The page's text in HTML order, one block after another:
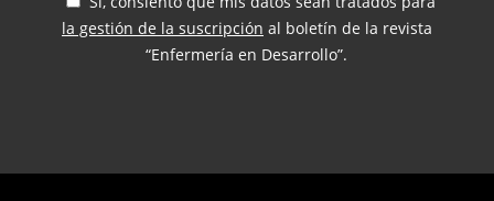
la gestión de la suscripción al boletín de la revista
“Enfermería en Desarrollo”.